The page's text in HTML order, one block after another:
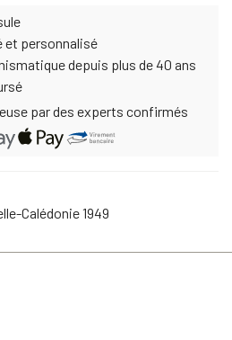
et personnalisé
depuis plus de 40 ans
par des experts confirmés
Calédonie 1949